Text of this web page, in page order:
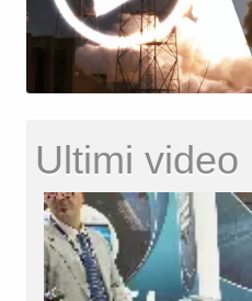
Ultimi video